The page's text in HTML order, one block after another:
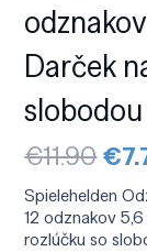
Darček
slobodou
€11.90
cena
€
Spielehelden
12 odznakov
rozlúčku so